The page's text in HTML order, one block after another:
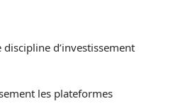
d’investissement
les plateformes